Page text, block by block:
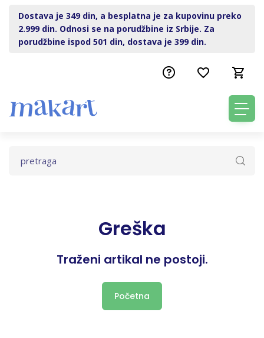
Dostava je 349 din, a besplatna je za kupovinu preko
2.999 din. Odnosi se na porudžbine iz Srbije. Za
porudžbine ispod 501 din, dostava je 399 din.
Greška
Traženi artikal ne postoji.
Početna